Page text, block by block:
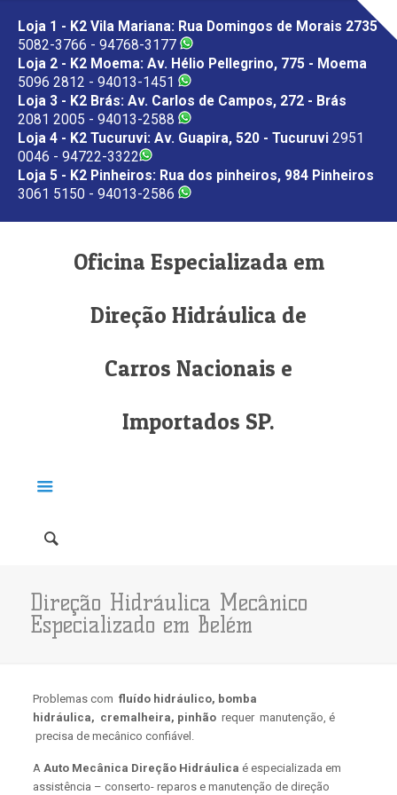
Loja 1 - K2 Vila Mariana: Rua Domingos de Morais 2735
5082-3766 - 94768-3177
Loja 2 - K2 Moema: Av. Hélio Pellegrino, 775 - Moema
5096 2812 - 94013-1451
Loja 3 - K2 Brás: Av. Carlos de Campos, 272 - Brás
2081 2005 - 94013-2588
Loja 4 - K2 Tucuruvi: Av. Guapira, 520 - Tucuruvi 2951
0046 - 94722-3322
Loja 5 - K2 Pinheiros: Rua dos pinheiros, 984 Pinheiros
3061 5150 - 94013-2586
Oficina Especializada em
Direção Hidráulica de
Carros Nacionais e
Importados SP.
Direção Hidráulica Mecânico
Especializado em Belém
Problemas comfluído hidráulico, bomba
hidráulica, cremalheira, pinhão requer manutenção, é
precisa de mecânico confiável.
AAuto Mecânica Direção Hidráulica é especializada em
assistência – conserto- reparos e manutenção de direção